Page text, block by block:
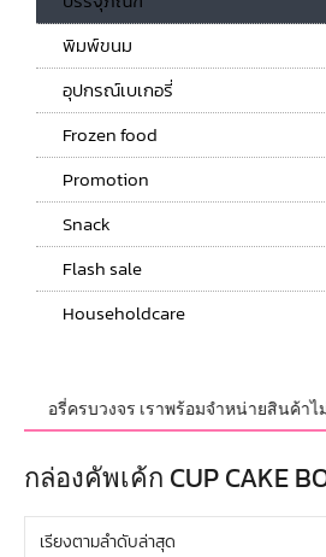
พิมพ์ขนม
อุปกรณ์เบเกอรี่
Frozen food
Promotion
Snack
Flash sale
Householdcare
บวงจร เราพร้อมจำหน่ายสินค้าไม่จำกัด
กล่องคัพเค้ก CUP CAKE